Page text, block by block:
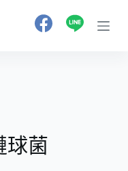
球菌